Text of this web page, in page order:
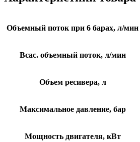
Объемный поток при 6 барах, л/мин
Всас. объемный поток, л/мин
Объем ресивера, л
Максимальное давление, бар
Мощность двигателя, кВт